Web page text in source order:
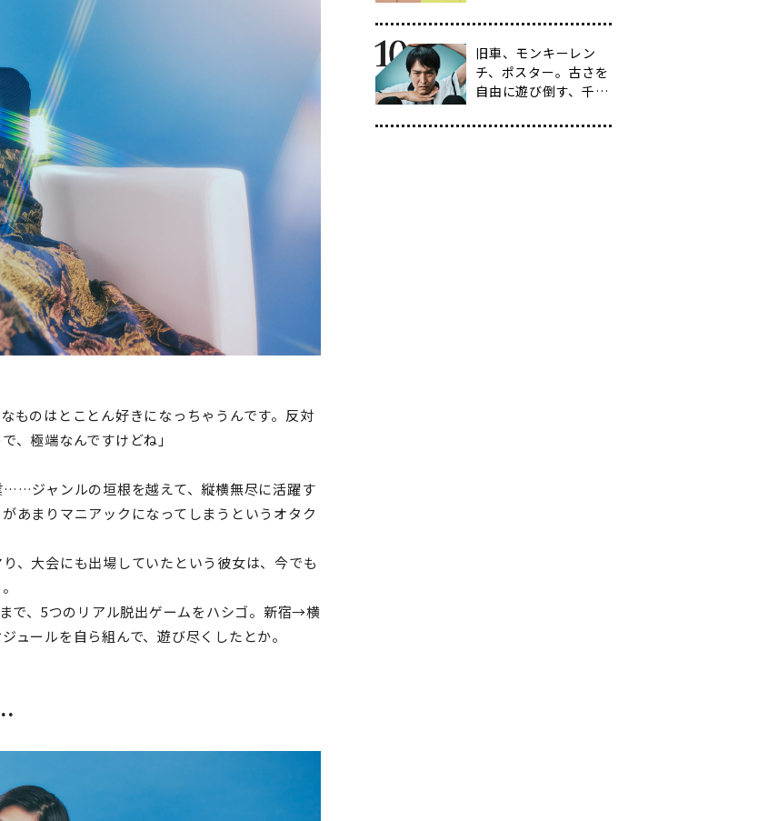
ものはとことん好きになっちゃうんです。反対
、極端なんですけどね」
ジャンルの垣根を越えて、縦横無尽に活躍す
あまりマニアックになってしまうというオタク
、大会にも出場していたという彼女は、今でも
で、5つのリアル脱出ゲームをハシゴ。新宿→横
ールを自ら組んで、遊び尽くしたとか。
旧車、モンキーレン
チ、ポスター。古さを
自由に遊び倒す、千原
ージ愛」